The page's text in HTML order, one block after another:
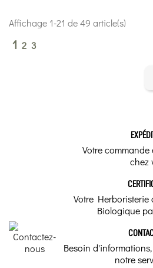
Affichage 1-21 de 49 article(s)
1 2 3
Votre commande
chez
Votre Herboristerie
Biologique
Besoin
notre